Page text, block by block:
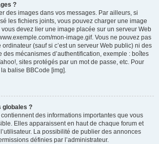
?
des images dans vos messages. Par ailleurs, si
les fichiers joints, vous pouvez charger une image
vous devez lier une image placée sur un serveur Web
mon-image.gif. Vous ne pouvez pas
(sauf si c’est un serveur Web public) ni des
mécanismes d’authentification, exemple : boîtes
sites protégés par un mot de passe, etc. Pour
balise BBCode [img].
globales ?
des informations importantes que vous
Elles apparaissent en haut de chaque forum et
La possibilité de publier des annonces
définies par l’administrateur.